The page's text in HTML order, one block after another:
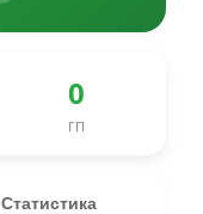
0
ГП
Статистика